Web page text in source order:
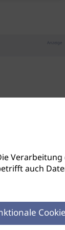
Anzeige
betrifft auch